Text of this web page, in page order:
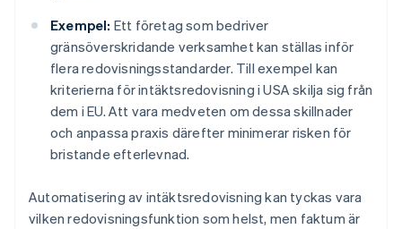
Exempel: Ett företag som bedriver
gränsöverskridande verksamhet kan ställas inför
flera redovisningsstandarder. Till exempel kan
kriterierna för intäktsredovisning i USA skilja sig från
dem i EU. Att vara medveten om dessa skillnader
och anpassa praxis därefter minimerar risken för
bristande efterlevnad.
Automatisering av intäktsredovisning kan tyckas vara
vilken redovisningsfunktion som helst, men faktum är